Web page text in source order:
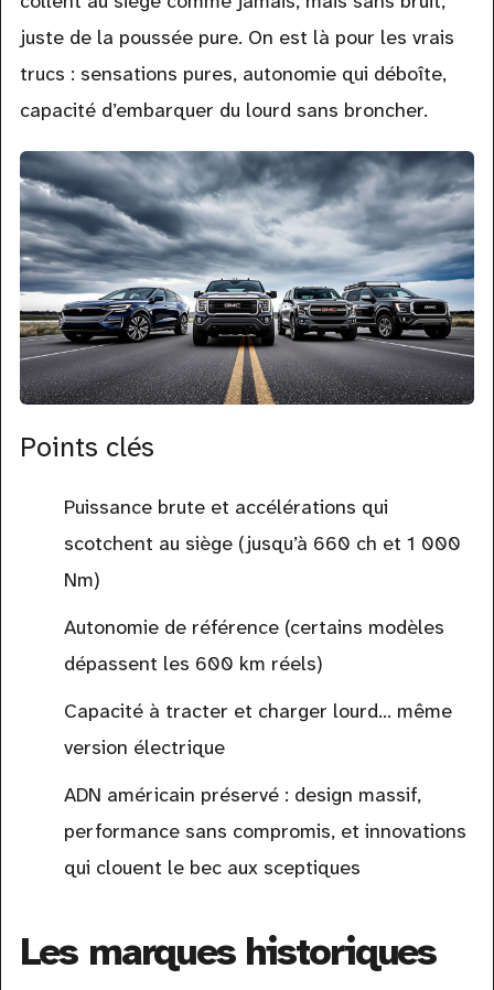
juste de la poussée pure. On est là pour les vrais
trucs : sensations pures, autonomie qui déboîte,
capacité d’embarquer du lourd sans broncher.
Points clés
Puissance brute et accélérations qui
scotchent au siège (jusqu’à 660 ch et 1 000
Nm)
Autonomie de référence (certains modèles
dépassent les 600 km réels)
Capacité à tracter et charger lourd… même
version électrique
ADN américain préservé : design massif,
performance sans compromis, et innovations
qui clouent le bec aux sceptiques
Les marques historiques